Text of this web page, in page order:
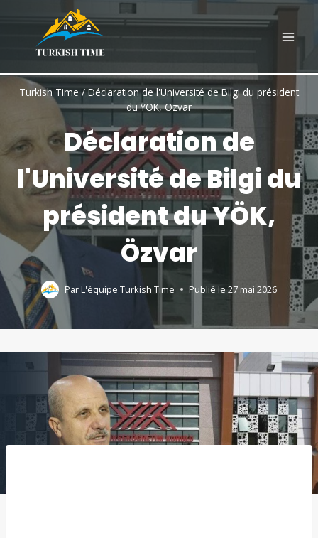
content
Turkish Time /Déclaration de l'Université de Bilgi du président
du YÖK, Özvar
Déclaration de
l'Université de Bilgi du
président du YÖK,
Özvar
ParL'équipe Turkish Time Publié le 27 mai 2026